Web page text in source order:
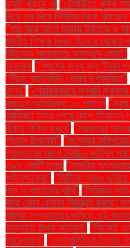
ভ্যাট বাড়ছে না "রৌমারীতে কৃষক
দিয়ে ভর দিয়ে টিসিবির ট্রাক
"শত বছর আগে ঢাকায় ইফতার ও
জাতীয় শিক্ষক দিবস হিসেবে ঘোষণা
বিডিআর সদস্যদের অবস্থান ধর্মঘট"
অবরোধ "শিশুদের জন্য ফ্লু টিকার
"শীতে ব্যাডমিন্টন খেলার উপকারিতা"
তলব" "শেয়ারবাজারে মূলধনি
করছেন অতিরিক্ত ১০ শতাংশ "সবুজ
আমিরাত সফর শেষে দেশে ফিরলেন
টাকায় বিক্রি করবে" "সরকারের
প্রধান উপদেষ্টা" "সংস্কার কমিশনের
প্রস্তাবের আগে নির্বাচন কমিশন
৩৯৪ কোটি ডলার "সামরিক
পর্যবেক্ষকেরা" "সিটিকে আরও ডুবিয়ে
দাম না বাড়ানোর দাবি" "সিরিয়ায়
কারা কোন এলাকা নিয়ন্ত্রণ করছে:
খাসিয়া সম্প্রদায়ের গুলিতে দুই
অব্যাহত রাখার আহ্বান" "সিলেটে
আরেকজন" "সেনাবাহিনীকে